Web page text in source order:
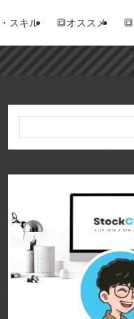
スキル 🔳オススメ